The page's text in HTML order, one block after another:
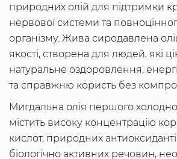
природних олій для підтримки
нервової системи та
організму. Жива сиродавлена
якості, створена для людей, які
натуральне оздоровлення,
та справжню користь без
Мигдальна олія першого
містить високу концентрацію
кислот, природних
біологічно активних речовин,